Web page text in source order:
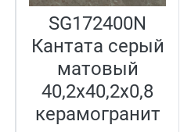
SG172400N
Кантата серый
матовый
40,2x40,2x0,8
керамогранит